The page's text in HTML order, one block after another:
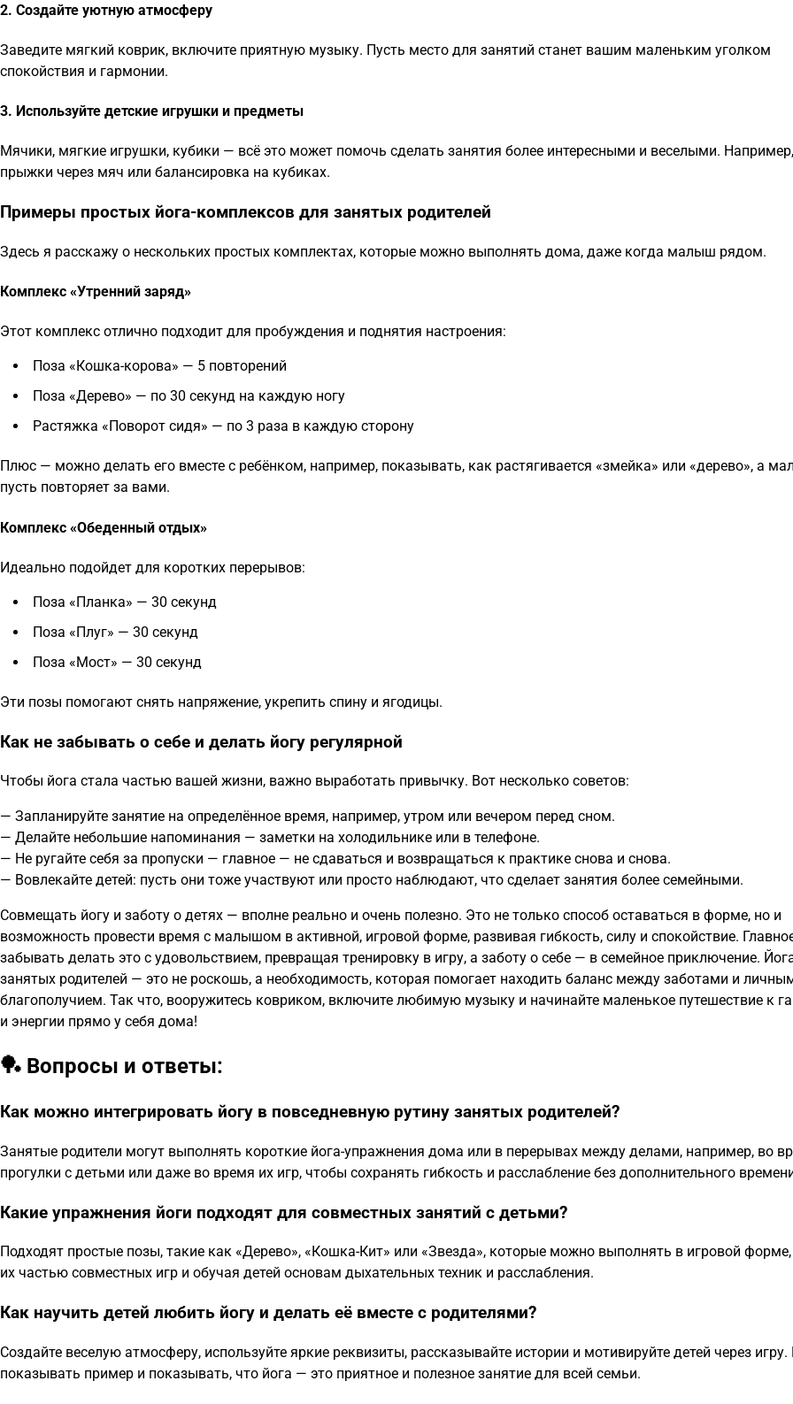
2. Создайте уютную атмосферу
Заведите мягкий коврик, включите приятную музыку. Пусть место для занятий станет вашим маленьким уголком
спокойствия и гармонии.
3. Используйте детские игрушки и предметы
Мячики, мягкие игрушки, кубики — всё это может помочь сделать занятия более интересными и веселыми. Например,
прыжки через мяч или балансировка на кубиках.
Примеры простых йога-комплексов для занятых родителей
Здесь я расскажу о нескольких простых комплектах, которые можно выполнять дома, даже когда малыш рядом.
Комплекс «Утренний заряд»
Этот комплекс отлично подходит для пробуждения и поднятия настроения:
Поза «Кошка-корова» — 5 повторений
Поза «Дерево» — по 30 секунд на каждую ногу
Растяжка «Поворот сидя» — по 3 раза в каждую сторону
Плюс — можно делать его вместе с ребёнком, например, показывать, как растягивается «змейка» или «дерево», а
пусть повторяет за вами.
Комплекс «Обеденный отдых»
Идеально подойдет для коротких перерывов:
Поза «Планка» — 30 секунд
Поза «Плуг» — 30 секунд
Поза «Мост» — 30 секунд
Эти позы помогают снять напряжение, укрепить спину и ягодицы.
Как не забывать о себе и делать йогу регулярной
Чтобы йога стала частью вашей жизни, важно выработать привычку. Вот несколько советов:
— Запланируйте занятие на определённое время, например, утром или вечером перед сном.
— Делайте небольшие напоминания — заметки на холодильнике или в телефоне.
— Не ругайте себя за пропуски — главное — не сдаваться и возвращаться к практике снова и снова.
— Вовлекайте детей: пусть они тоже участвуют или просто наблюдают, что сделает занятия более семейными.
Совмещать йогу и заботу о детях — вполне реально и очень полезно. Это не только способ оставаться в форме, но и
возможность провести время с малышом в активной, игровой форме, развивая гибкость, силу и спокойствие.
забывать делать это с удовольствием, превращая тренировку в игру, а заботу о себе — в семейное приключение.
занятых родителей — это не роскошь, а необходимость, которая помогает находить баланс между заботами и
благополучием. Так что, вооружитесь ковриком, включите любимую музыку и начинайте маленькое путешествие к
и энергии прямо у себя дома!
🏓 Вопросы и ответы:
Как можно интегрировать йогу в повседневную рутину занятых родителей?
Занятые родители могут выполнять короткие йога-упражнения дома или в перерывах между делами, например, во
прогулки с детьми или даже во время их игр, чтобы сохранять гибкость и расслабление без дополнительного
Какие упражнения йоги подходят для совместных занятий с детьми?
Подходят простые позы, такие как «Дерево», «Кошка-Кит» или «Звезда», которые можно выполнять в игровой
их частью совместных игр и обучая детей основам дыхательных техник и расслабления.
Как научить детей любить йогу и делать её вместе с родителями?
Создайте веселую атмосферу, используйте яркие реквизиты, рассказывайте истории и мотивируйте детей через
показывать пример и показывать, что йога — это приятное и полезное занятие для всей семьи.